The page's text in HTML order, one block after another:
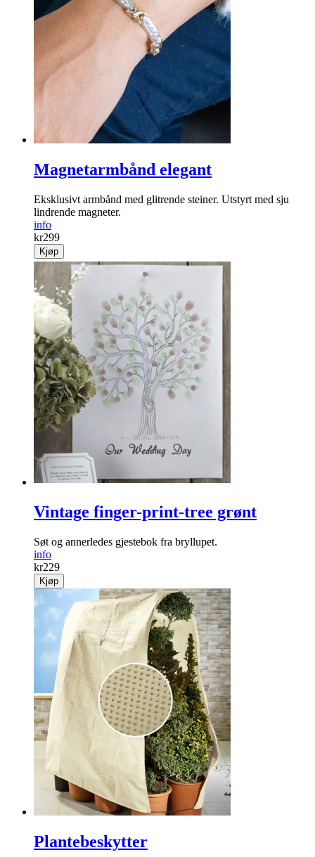
Magnetarmbånd elegant
Eksklusivt armbånd med glitrende steiner. Utstyrt med sju
lindrende magneter.
info
kr299
Kjøp
Vintage finger-print-tree grønt
Søt og annerledes gjestebok fra bryllupet.
info
kr229
Kjøp
Plantebeskytter